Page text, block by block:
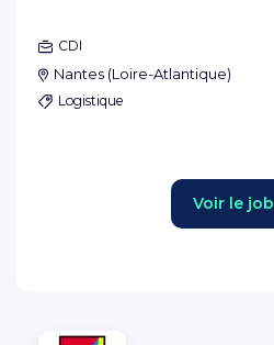
CDI
Nantes (Loire-Atlantique)
Logistique
Voir le job